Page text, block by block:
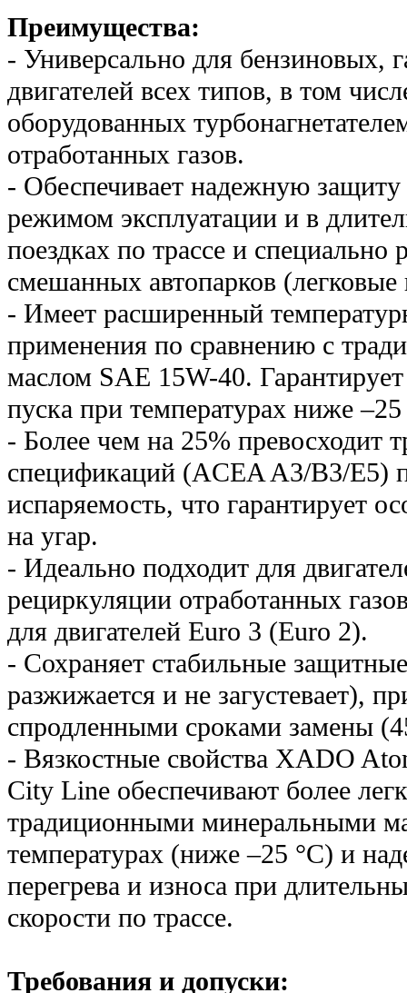
Преимущества:
- Универсально для бензиновых,
двигателей всех типов, в том
оборудованных
отработанных газов.
- Обеспечивает надежную защиту
режимом эксплуатации и в
поездках по трассе и специально
смешанных автопарков
- Имеет расширенный
применения по сравнению с
маслом SAE 15W-40. Гарантирует
пуска при температурах ниже –25
- Более чем на 25% превосходит
спецификаций (ACEA A3/B3/E5)
испаряемость, что гарантирует
на угар.
- Идеально подходит для
рециркуляции отработанных
для двигателей Euro 3 (Euro 2).
- Сохраняет стабильные
разжижается и не загустевает),
спродленными сроками замены
- Вязкостные свойства XADO
City Line обеспечивают более
традиционными минеральными
температурах (ниже –25 °C) и
перегрева и износа при
скорости по трассе.
Требования и допуски: